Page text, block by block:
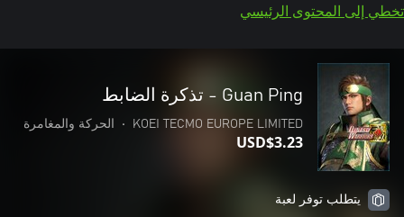
تخطي إلى المحتوى الرئيسي
Guan Ping - تذكرة الضابط
KOEI TECMO EUROPE LIMITED
• الحركة والمغامرة
USD$3.23
يتطلب توفر لعبة